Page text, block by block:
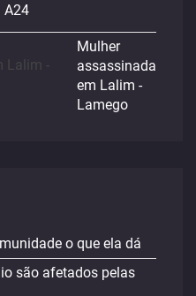
A24
Mulher
assassinada
em Lalim -
Lamego
o que ela dá
são afetados pelas